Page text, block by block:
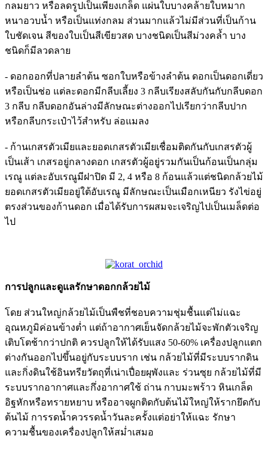
กลมยาว หรือลดรูปเป็นเพียงเกล็ด แผ่นใบบางคล้ายใบหมาก
หนาอวบน้ำ หรือเป็นแท่งกลม ส่วนมากแล้วไม่มีส่วนที่เป็นก้าน
ใบชัดเจน สีของใบเป็นสีเขียวสด บางชนิดเป็นสีม่วงคล้ำ บาง
ชนิดก็มีลวดลาย
- ดอกออกที่ปลายลำต้น ซอกใบหรือข้างลำต้น ดอกเป็นดอกเดี่ยว
หรือเป็นช่อ แต่ละดอกมีกลีบเลี้ยง 3 กลีบเรียงสลับกันกับกลีบดอก
3 กลีบ กลีบดอกอันล่างมีลักษณะต่างออกไปเรียกว่ากลีบปาก
หรือกลีบกระเป๋าไว้สำหรับ ล่อแมลง
- ก้านเกสรตัวเมียและยอดเกสรตัวเมียเชื่อมติดกันกับเกสรตัวผู้
เป็นเส้า เกสรอยู่กลางดอก เกสรตัวผู้อยู่รวมกันเป็นก้อนเป็นกลุ่ม
เรณู แต่ละอับเรณูมีฝาปิด มี 2, 4 หรือ 8 ก้อนแล้วแต่ชนิดกล้วยไม้
ยอดเกสรตัวเมียอยู่ใต้อับเรณู มีลักษณะเป็นเมือกเหนียว รังไข่อยู่
ตรงส่วนของก้านดอก เมื่อได้รับการผสมจะเจริญไปเป็นเมล็ดต่อ
ไป
การปลูกและดูแลรักษาดอกกล้วยไม้
โดย ส่วนใหญ่กล้วยไม้เป็นพืชที่ชอบความชุ่มชื้นแต่ไม่แฉะ
อุณหภูมิค่อนข้างต่ำ แต่ถ้าอากาศเย็นจัดกล้วยไม้จะพักตัวเจริญ
เติบโตช้ากว่าปกติ ควรปลูกให้ได้รับแสง 50-60% เครื่องปลูกแตก
ต่างกันออกไปขึ้นอยู่กับระบบราก เช่น กล้วยไม้ที่มีระบบรากดิน
และกิ่งดินใช้อินทรียวัตถุที่เน่าเปื่อยผุพังและ ร่วนซุย กล้วยไม้ที่มี
ระบบรากอากาศและกึ่งอากาศใช้ ถ่าน กาบมะพร้าว หินเกล็ด
อิฐหักหรือทรายหยาบ หรืออาจผูกติดกับต้นไม้ใหญ่ให้รากยึดกับ
ต้นไม้ การรดน้ำควรรดน้ำวันละครั้งแต่อย่าให้แฉะ รักษา
ความชื้นของเครื่องปลูกให้สม่ำเสมอ